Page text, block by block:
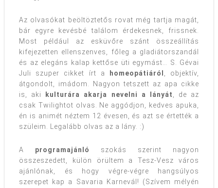
Az olvasókat beöltöztetős rovat még tartja magát,
bár egyre kevésbé találom érdekesnek, frissnek.
Most például az esküvőre szánt összeállítás
kifejezetten ellenszenves, főleg a gladiátorszandál
és az elegáns kalap kettőse üti egymást… S. Gévai
Juli szuper cikket írt a
homeopátiáról , objektív,
átgondolt, imádom. Nagyon tetszett az apa cikke
is, aki
kulturára akarja nevelni a lányát, de az
csak Twilightot olvas. Ne aggódjon, kedves apuka,
én is animét néztem 12 évesen, és azt se értették a
szüleim. Legalább olvas az a lány. :)
A programajánló
szokás szerint nagyon
összeszedett, külön örültem a Tesz-Vesz város
ajánlónak, és hogy végre-végre hangsúlyos
szerepet kap a Savaria Karnevál! (Szívem mélyén